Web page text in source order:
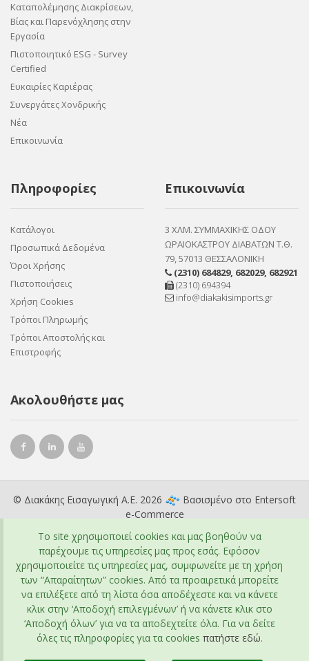
Καταπολέμησης Διακρίσεων,
Βίας και Παρενόχλησης στην
Εργασία
Πιστοποιητικό ESG - Survey
Certified
Ευκαιρίες Καριέρας
Συνεργάτες Χονδρικής
Νέα
Επικοινωνία
Πληροφορίες
Κατάλογοι
Προσωπικά Δεδομένα
Όροι Χρήσης
Πιστοποιήσεις
Χρήση Cookies
Τρόποι Πληρωμής
Τρόποι Αποστολής και
Επιστροφής
Επικοινωνία
3 ΧΛΜ. ΣΥΜΜΑΧΙΚΗΣ ΟΔΟΥ
ΩΡΑΙΟΚΑΣΤΡΟΥ ΔΙΑΒΑΤΩΝ Τ.Θ.
79, 57013 ΘΕΣΣΑΛΟΝΙΚΗ
(2310) 684829, 682029, 682921
(2310) 694394
info@diakakisimports.gr
Ακολουθήστε μας
© Διακάκης Εισαγωγική Α.Ε. 2026 Βασισμένο στο Entersoft
e-Commerce
To site χρησιμοποιεί cookies και μας βοηθούν να
παρέχουμε τις υπηρεσίες μας προς εσάς. Εφόσον
χρησιμοποιείτε τις υπηρεσίες μας, συμφωνείτε με τη χρήση
των “Απαραίτητων” cookies. Από τα προαιρετικά μπορείτε
να επιλέξετε από τη λίστα όσα αποδέχεστε και να κάνετε
κλικ στην ‘Αποδοχή επιλεγμένων’ ή να κάνετε κλικ στο
‘Αποδοχή όλων’ για να τα αποδεχτείτε όλα. Για να δείτε
όλες τις πληροφορίες για τα cookies πατήστε εδώ.